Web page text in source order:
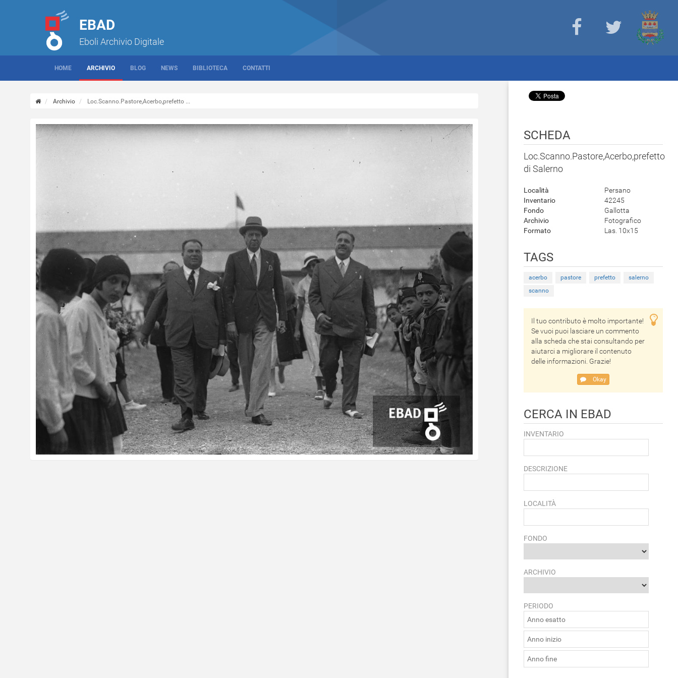
EBAD
Eboli Archivio Digitale
HOME ARCHIVIO BLOG NEWS BIBLIOTECA CONTATTI
Archivio Loc.Scanno.Pastore,Acerbo,prefetto ...
SCHEDA
Loc.Scanno.Pastore,Acerbo,prefetto
di Salerno
Località
Persano
Inventario
42245
Fondo
Gallotta
Archivio
Fotografico
Formato
Las. 10x15
TAGS
acerbo pastore prefetto
salerno
scanno
Il tuo contributo è molto importante!
Se vuoi puoi lasciare un commento
alla scheda che stai consultando per
aiutarci a migliorare il contenuto
delle informazioni. Grazie!
Okay
CERCA IN EBAD
INVENTARIO
DESCRIZIONE
LOCALITÀ
FONDO
ARCHIVIO
PERIODO